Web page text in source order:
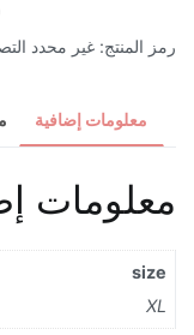
ناعم
رمز المنتج: غير محدد
معلومات إضافية
معلومات
size
XL